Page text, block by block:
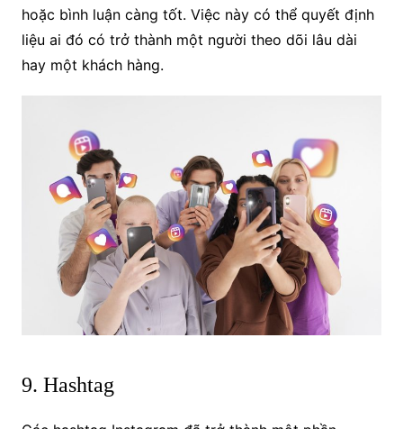
hoặc bình luận càng tốt. Việc này có thể quyết định
liệu ai đó có trở thành một người theo dõi lâu dài
hay một khách hàng.
9. Hashtag